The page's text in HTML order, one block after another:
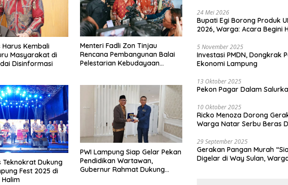
Harus Kembali
Masyarakat di
Disinformasi
Menteri Fadli Zon Tinjau
Rencana Pembangunan Balai
Pelestarian Kebudayaan
Teknokrat Dukung
Fest 2025 di
Halim
PWI Lampung Siap Gelar Pekan
Pendidikan Wartawan,
Gubernur Rahmat Dukung
24 Mei 2026
Bupati Egi Borong Produk
2026, Warga: Acara Begini
5 November 2025
Investasi PMDN, Dongkrak
Ekonomi Lampung
13 Oktober 2025
Pekon Pagar Dalam
10 Oktober 2025
Ricko Menoza Dorong
Warga Natar Serbu Beras
29 September 2025
Gerakan Pangan Murah
Digelar di Way Sulan,